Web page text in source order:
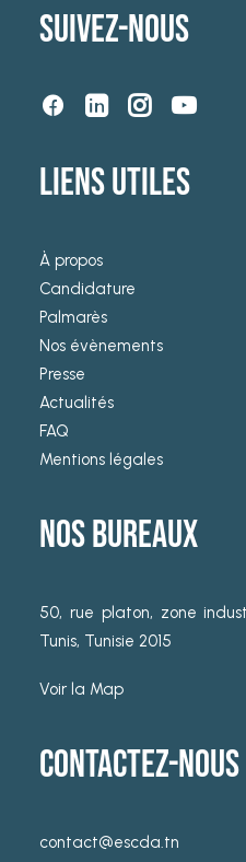
SUIVEZ-NOUS
LIENS UTILES
À propos
Candidature
Palmarès
Nos évènements
Presse
Actualités
FAQ
Mentions légales
NOS BUREAUX
50, rue platon, zone
Tunis, Tunisie 2015
Voir la Map
CONTACTEZ-NOUS
contact@escda.tn